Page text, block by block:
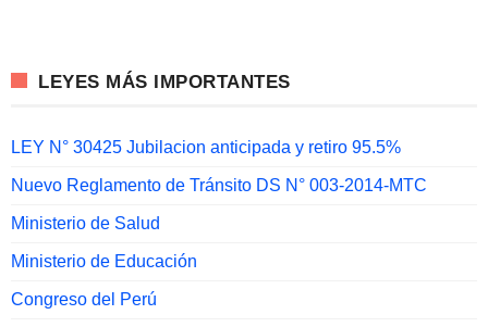
LEYES MÁS IMPORTANTES
LEY N° 30425 Jubilacion anticipada y retiro 95.5%
Nuevo Reglamento de Tránsito DS N° 003-2014-MTC
Ministerio de Salud
Ministerio de Educación
Congreso del Perú